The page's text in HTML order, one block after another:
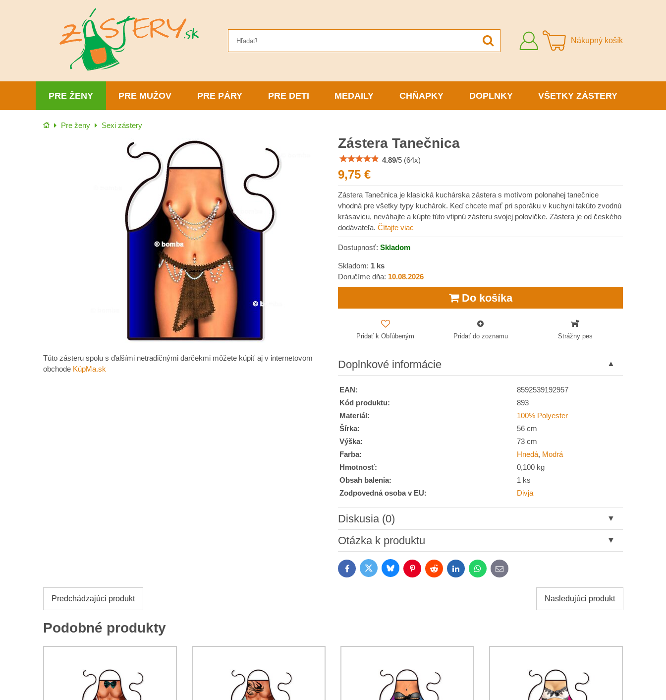
Prihlásiť
sa
Nákupný košík
PRE ŽENY PRE MUŽOV PRE PÁRY PRE DETI MEDAILY CHŇAPKY DOPLNKY VŠETKY ZÁSTERY
Úvod Pre ženy Sexi zástery
Túto zásteru spolu s ďalšími netradičnými darčekmi môžete kúpiť aj v internetovom
obchode KúpMa.sk
Zástera Tanečnica
4.89/5 (64x)
9,75 €
Zástera Tanečnica je klasická kuchárska zástera s motívom polonahej tanečnice
vhodná pre všetky typy kuchárok. Keď chcete mať pri sporáku v kuchyni takúto zvodnú
krásavicu, neváhajte a kúpte túto vtipnú zásteru svojej polovičke. Zástera je od českého
dodávateľa. Čítajte viac
Dostupnosť: Skladom
Skladom: 1 ks
Doručíme dňa: 10.08.2026
Do košíka
Pridať k Obľúbeným Pridať do zoznamu Strážny pes
Doplnkové informácie
EAN:
8592539192957
Kód produktu:
893
Materiál:
100% Polyester
Šírka:
56 cm
Výška:
73 cm
Farba:
Hnedá, Modrá
Hmotnosť:
0,100 kg
Obsah balenia:
1 ks
Zodpovedná osoba v EU:
Divja
Diskusia (0)
Nový komentár
Oboznámil som sa s podmienkamiOchrany osobných údajovspoločnosti Bomba s.r.o.
Otázka k produktu
FacebookTwitter BlueskyPinterestReddit LinkedInWhatsApp
E-
mail
Predchádzajúci produkt Nasledujúci produkt
Podobné produkty